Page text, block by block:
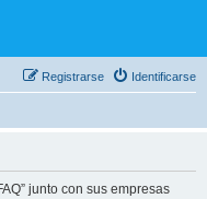
Identificarse
Registrarse
junto con sus empresas